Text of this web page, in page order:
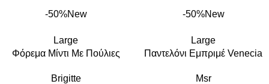
-50%New
Large
Φόρεμα Μίντι Με Πούλιες
Brigitte
-50%New
Large
Παντελόνι Εμπριμέ Venecia
Msr